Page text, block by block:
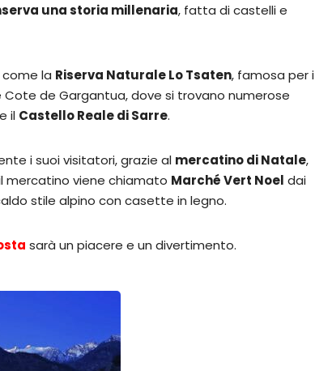
una storia millenaria, fatta di castelli e
la Riserva Naturale Lo Tsaten, famosa per i
Cote de Gargantua, dove si trovano numerose
il Castello Reale di Sarre.
i suoi visitatori, grazie al mercatino di Natale,
mercatino viene chiamato Marché Vert Noel dai
stile alpino con casette in legno.
sarà un piacere e un divertimento.